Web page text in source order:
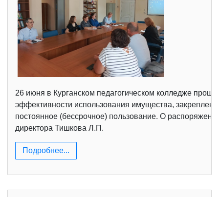
26 июня в Курганском педагогическом колледже
эффективности использования имущества,
постоянное (бессрочное) пользование. О
директора Тишкова Л.П.
Подробнее...